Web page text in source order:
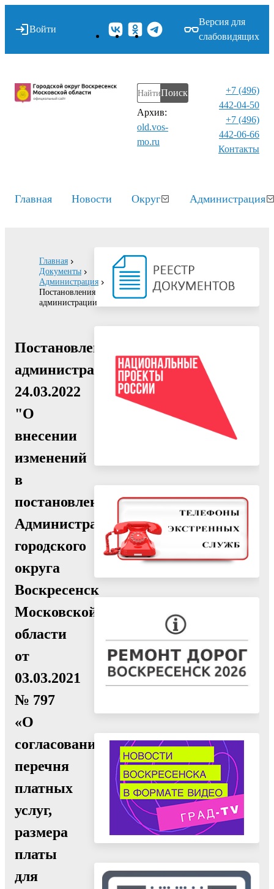
Войти
Версия для
слабовидящих
Поиск
Архив:
old.vos-
mo.ru
+7 (496)
442-04-50
+7 (496)
442-06-66
Контакты⁠
Главная Новости Округ Администрация
Главная
Документы
Администрация
Постановления
администрации
Постановление
администрации
24.03.2022
"О
внесении
изменений
в
постановление
Администрации
городского
округа
Воскресенск
Московской
области
от
03.03.2021
№ 797
«О
согласовании
перечня
платных
услуг,
размера
платы
для